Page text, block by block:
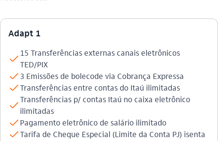
Adapt 1
check
15 Transferências externas canais eletrônicos
TED/PIX
check3 Emissões de bolecode via Cobrança Expressa
checkTransferências entre contas do Itaú ilimitadas
check
Transferências p/ contas Itaú no caixa eletrônico
ilimitadas
checkPagamento eletrônico de salário ilimitado
checkTarifa de Cheque Especial (Limite da Conta PJ) isenta